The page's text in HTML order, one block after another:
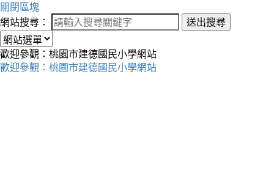
關閉區塊
網站搜尋：
送出搜尋
歡迎參觀：桃園市建德國民小學網站
歡迎參觀：桃園市建德國民小學網站